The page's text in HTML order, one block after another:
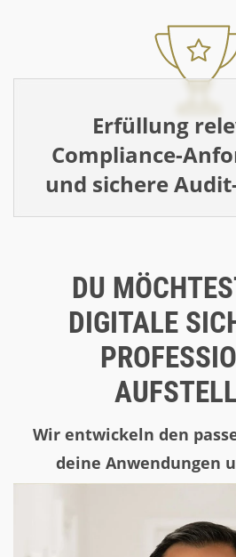
Erfüllung
Compliance-
und sichere
DU
DIGITALE
Wir entwickeln den
deine Anwendungen